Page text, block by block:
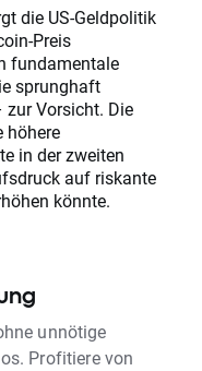
die US-Geldpolitik
Preis
fundamentale
sprunghaft
zur Vorsicht. Die
höhere
in der zweiten
auf riskante
könnte.
unnötige
Profitiere von